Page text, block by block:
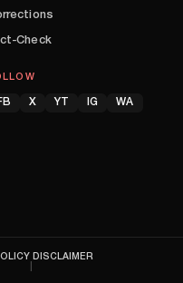
Check
X YT IG WA
DISCLAIMER